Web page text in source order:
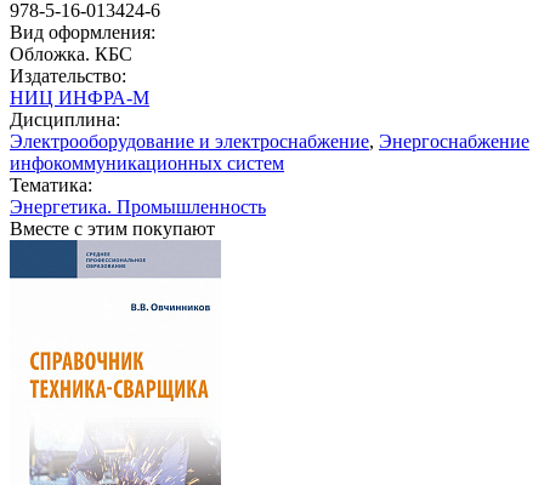
978-5-16-013424-6
Вид оформления:
Обложка. КБС
Издательство:
НИЦ ИНФРА-М
Дисциплина:
Электрооборудование и электроснабжение, Энергоснабжение
инфокоммуникационных систем
Тематика:
Энергетика. Промышленность
Вместе с этим покупают